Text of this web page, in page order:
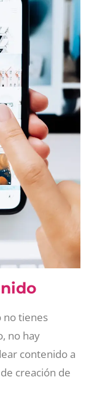
no tienes
no hay
contenido a
creación de